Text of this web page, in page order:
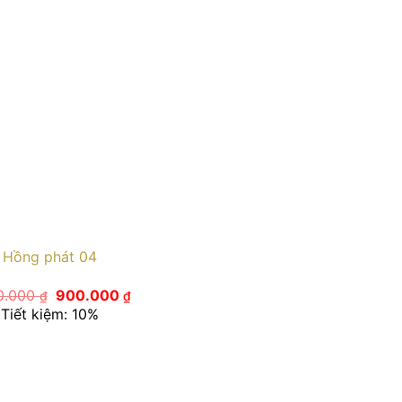
Hồng phát 04
₫ Giá
gốc
là:
900.000₫Giá
Tiết kiệm: 10%